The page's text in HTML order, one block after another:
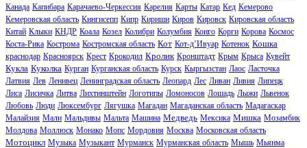
Канада Капибара Карачаево-Черкессия Карелия Карты Катар Кед Кемерово
Кемеровская область Кингисепп Кипр Кириши Киров Кировск Кировская область
Китай Клыки КНДР Коала Козел Колибри Колумбия Конго Корги Корова Космос
Коста-Рика Кострома Костромская область Кот Кот-д’Ивуар Котенок Кошка
краснодар Красноярск Крест Крокодил Кролик Кронштадт Крым Крыса Кувейт
Кукла Куколка Курган Курганская область Курск Кыргызстан Лаос Ласточка
Латвия Лев Ленивец Ленинградская область Леопард Лес Ливан Ливия Липецк
Лиса Лисичка Литва Лихтинштейн Логотипы Ломоносов Лошадь Лыжи Львенок
Любовь Люди Люксембург Лягушка Магадан Магаданская область Мадагаскар
Малайзия Мали Мальдивы Мальта Машина Медведь Мексика Мишка Мозамбик
Молдова Моллюск Монако Мопс Мордовия Москва Московская область
Мотоцикл Музыка Музыкант Мурманск Мурманская область Мышь Мьянма